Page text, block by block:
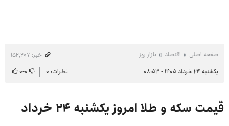
صفحه اصلی اقتصاد بازار روز
خبر: ۱۵۲٬۲۰۷
یکشنبه ۲۴ خرداد ۱۴۰۵ - ۰۸:۵۳
نظرات: ۰ ۰-۰
قیمت سکه و طلا امروز یکشنبه ۲۴ خرداد